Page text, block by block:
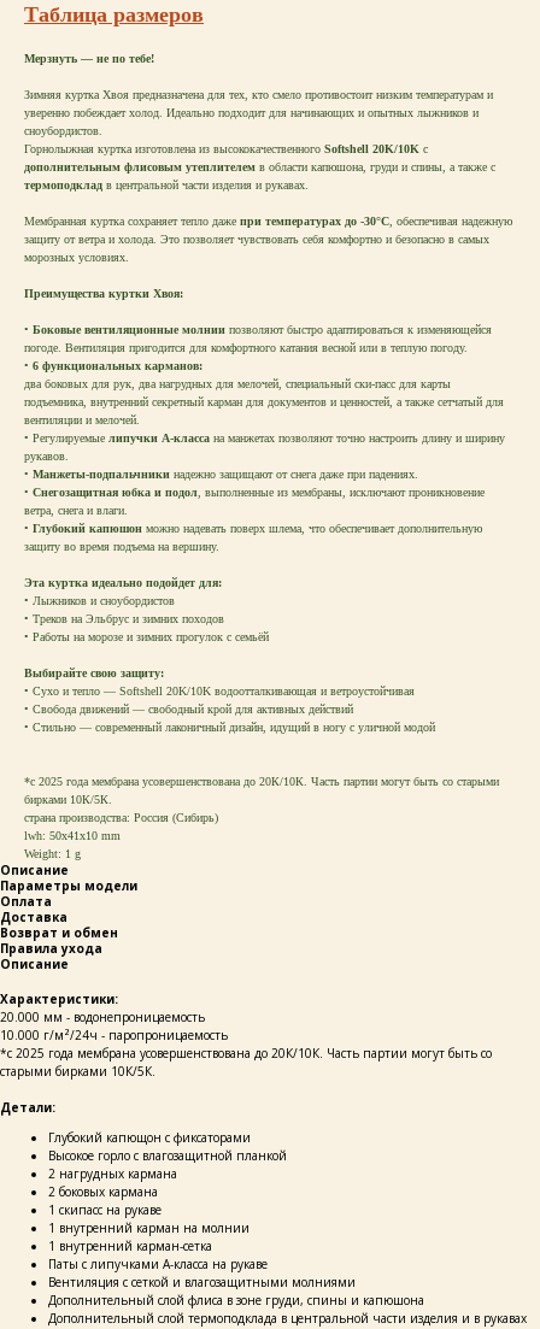
Таблица размеров
Мерзнуть — не по тебе!
Зимняя куртка Хвоя предназначена для тех, кто смело противостоит низким температурам и
уверенно побеждает холод. Идеально подходит для начинающих и опытных лыжников и
сноубордистов.
Горнолыжная куртка изготовлена из высококачественного Softshell 20K/10K с
дополнительным флисовым утеплителем в области капюшона, груди и спины, а также с
термоподклад в центральной части изделия и рукавах.
Мембранная куртка сохраняет тепло даже при температурах до -30°C , обеспечивая надежную
защиту от ветра и холода. Это позволяет чувствовать себя комфортно и безопасно в самых
морозных условиях.
Преимущества куртки Хвоя:
• Боковые вентиляционные молнии позволяют быстро адаптироваться к изменяющейся
погоде. Вентиляция пригодится для комфортного катания весной или в теплую погоду.
• 6 функциональных карманов:
два боковых для рук, два нагрудных для мелочей, специальный ски-пасс для карты
подъемника, внутренний секретный карман для документов и ценностей, а также сетчатый для
вентиляции и мелочей.
• Регулируемые липучки А-класса на манжетах позволяют точно настроить длину и ширину
рукавов.
• Манжеты-подпальчники надежно защищают от снега даже при падениях.
• Снегозащитная юбка и подол , выполненные из мембраны, исключают проникновение
ветра, снега и влаги.
• Глубокий капюшон можно надевать поверх шлема, что обеспечивает дополнительную
защиту во время подъема на вершину.
Эта куртка идеально подойдет для:
• Лыжников и сноубордистов
• Треков на Эльбрус и зимних походов
• Работы на морозе и зимних прогулок с семьёй
Выбирайте свою защиту:
• Сухо и тепло — Softshell 20K/10K водоотталкивающая и ветроустойчивая
• Свобода движений — свободный крой для активных действий
• Стильно — современный лаконичный дизайн, идущий в ногу с уличной модой
*c 2025 года мембрана усовершенствована до 20К/10К. Часть партии могут быть со старыми
бирками 10К/5К.
страна производства: Россия (Сибирь)
lwh: 50x41x10 mm
Weight: 1 g
Описание
Параметры модели
Оплата
Доставка
Возврат и обмен
Правила ухода
Описание
Характеристики:
20.000 мм - водонепроницаемость
10.000 г/м²/24ч - паропроницаемость
*c 2025 года мембрана усовершенствована до 20К/10К. Часть партии могут быть со
старыми бирками 10К/5К.
Детали:
Глубокий капющон с фиксаторами
Высокое горло с влагозащитной планкой
2 нагрудных кармана
2 боковых кармана
1 скипасс на рукаве
1 внутренний карман на молнии
1 внутренний карман-сетка
Паты с липучками А-класса на рукаве
Вентиляция с сеткой и влагозащитными молниями
Дополнительный слой флиса в зоне груди, спины и капюшона
Дополнительный слой термоподклада в центральной части изделия и в рукавах